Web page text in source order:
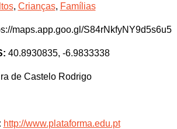
, Crianças, Famílias
maps.app.goo.gl/S84rNkfyNY9d5s6u5
40.8930835, -6.9833338
de Castelo Rodrigo
http://www.plataforma.edu.pt